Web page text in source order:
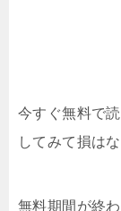
今すぐ無料で
してみて損はな
無料期間が終わ